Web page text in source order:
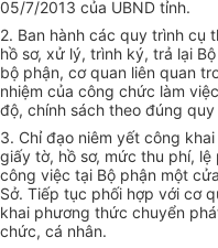
05/7/2013 của UBND tỉnh.
2. Ban hành các quy trình cụ
hồ sơ, xử lý, trình ký, trả lại
bộ phận, cơ quan liên quan
nhiệm của công chức làm
độ, chính sách theo đúng quy
3. Chỉ đạo niêm yết công
giấy tờ, hồ sơ, mức thu phí,
công việc tại Bộ phận một
Sở. Tiếp tục phối hợp với cơ
khai phương thức chuyển
chức, cá nhân.